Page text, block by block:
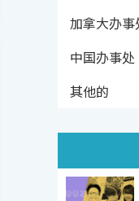
加拿大办事
中国办事处
其他的